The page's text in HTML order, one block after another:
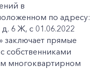
в
по адресу:
6 Ж, с 01.06.2022
заключает прямые
собственниками
многоквартирном